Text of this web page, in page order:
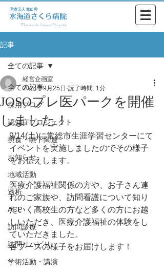
医療法人寛正会
水海道さくら病院
Mitsukaido Sakura Hospital
記事
全ての記事
採用ブログ
認知症プロジェクト
摂食・嚥下関連
お知らせ
地域活動
透析
ACP
訪問診療
訪問リハビリ
学術活動・講演
全ての記事
JOSOプレ医パークを開催
しました！
経営企画室
2024年9月25日 読了時間: 1分
9/14(土)に常総市生涯学習センターにて
イベントを実施しましたのでその様子
をお伝えします。
医療介護福祉関係の方や、お子さん連
れのご家族や、訪問看護について知り
たいく高校生の方など多くの方にお越
しいただき、医療介護福祉の体験をし
ていただきました。
各ブースの様子をお届けします！